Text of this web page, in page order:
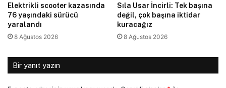
Elektrikli scooter kazasında
76 yaşındaki sürücü
yaralandı
8 Ağustos 2026
Sıla Usar İncirli: Tek başına
değil, çok başına iktidar
kuracağız
8 Ağustos 2026
Bir yanıt yazın